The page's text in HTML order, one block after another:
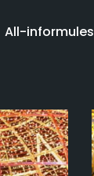
All-informules